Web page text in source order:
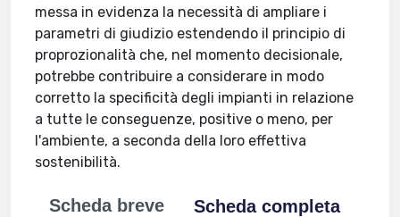
messa in evidenza la necessità di ampliare i
parametri di giudizio estendendo il principio di
proprozionalità che, nel momento decisionale,
potrebbe contribuire a considerare in modo
corretto la specificità degli impianti in relazione
a tutte le conseguenze, positive o meno, per
l'ambiente, a seconda della loro effettiva
sostenibilità.
Scheda breve
Scheda completa